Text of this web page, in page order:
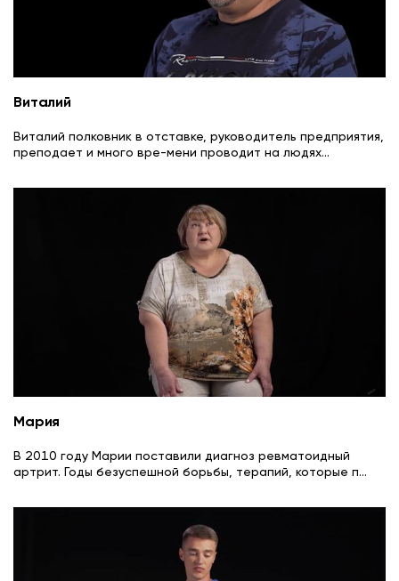
Виталий
Виталий полковник в отставке, руководитель предприятия,
преподает и много вре-мени проводит на людях...
Мария
В 2010 году Марии поставили диагноз ревматоидный
артрит. Годы безуспешной борьбы, терапий, которые п...